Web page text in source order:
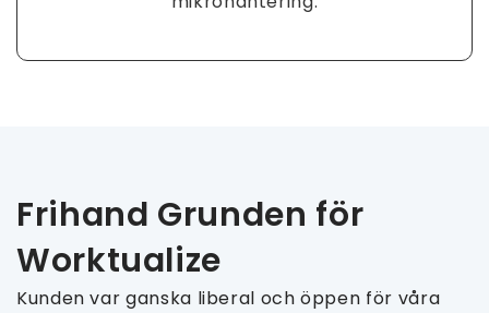
Frihand Grunden för
Worktualize
Kunden var ganska liberal och öppen för våra